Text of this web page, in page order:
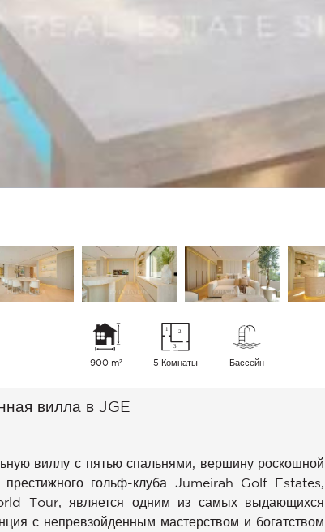
900 m² 5 Комнаты Бассейн
вилла в JGE
виллу с пятью спальнями, вершину роскошной
гольф-клуба Jumeirah Golf Estates,
Tour, является одним из самых выдающихся
с непревзойденным мастерством и богатством